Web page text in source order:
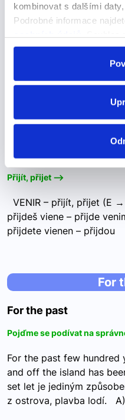
kombinovat s dalšími
Podrobné informace
odvolat v nastavení
Here they are - Tady
ukazujeme. Taky jí
hledáme a konečně to
"venir"
Přijít, přijet -->
VENIR – přijít, přijet (E
přijdeš viene – přijde
přijdete vienen – přijdou
For
For the past
Pojďme se podívat na
For the past few
and off the island has
set let je jediným
z ostrova, plavba lodí.